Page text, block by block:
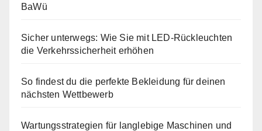
BaWü
Sicher unterwegs: Wie Sie mit LED-Rückleuchten
die Verkehrssicherheit erhöhen
So findest du die perfekte Bekleidung für deinen
nächsten Wettbewerb
Wartungsstrategien für langlebige Maschinen und